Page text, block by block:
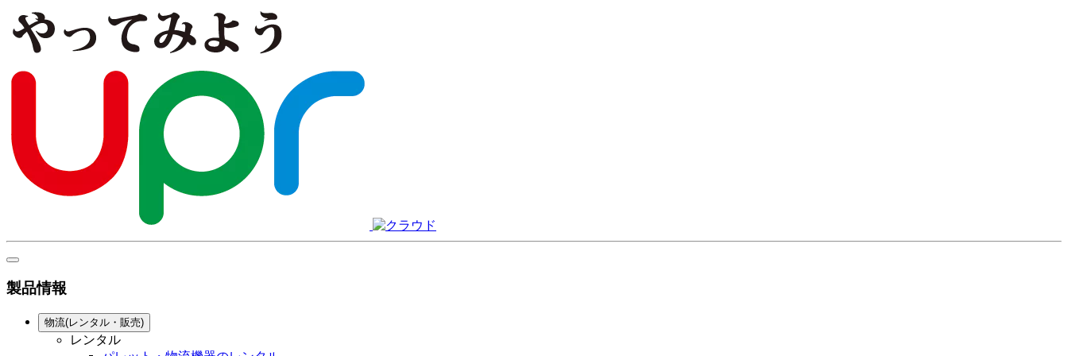
製品情報
物流(レンタル・販売)
レンタル